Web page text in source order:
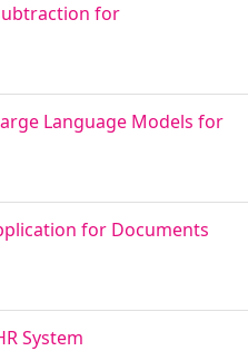
for
Language Models for
for Documents
System